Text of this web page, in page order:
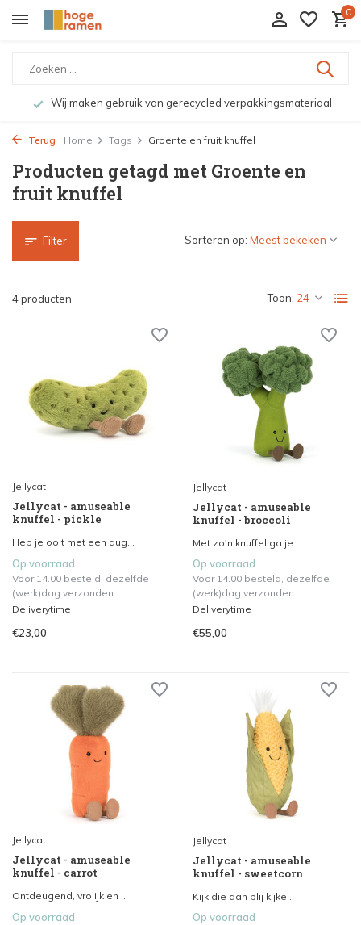
0
Wij maken gebruik van gerecycled verpakkingsmateriaal
Terug Home Tags Groente en fruit knuffel
Producten getagd met Groente en
fruit knuffel
Filter
4 producten Toon:
Sorteren op:
Jellycat
Jellycat - amuseable
knuffel - pickle
Heb je ooit met een aug...
Op voorraad
Voor 14.00 besteld, dezelfde
(werk)dag verzonden.
Deliverytime
€23,00
Jellycat
Jellycat - amuseable
knuffel - broccoli
Met zo'n knuffel ga je ...
Op voorraad
Voor 14.00 besteld, dezelfde
(werk)dag verzonden.
Deliverytime
€55,00
Jellycat
Jellycat - amuseable
knuffel - carrot
Ontdeugend, vrolijk en ...
Op voorraad
Jellycat
Jellycat - amuseable
knuffel - sweetcorn
Kijk die dan blij kijke...
Op voorraad